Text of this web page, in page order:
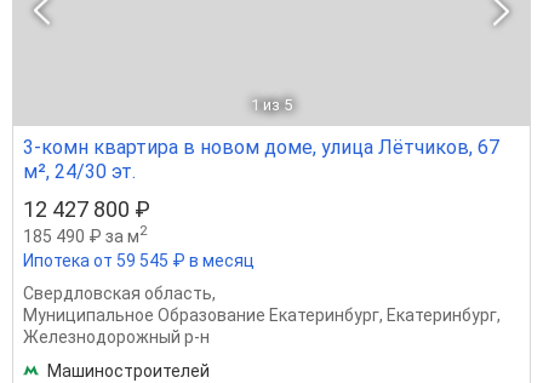
1 из 5
3-комн квартира в новом доме, улица Лётчиков, 67
м², 24/30 эт.
12 427 800 ₽
185 490 ₽ за м2
Ипотека от 59 545 ₽ в месяц
Свердловская область,
Муниципальное Образование Екатеринбург, Екатеринбург,
Железнодорожный р-н
Машиностроителей